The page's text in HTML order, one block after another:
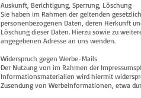
Auskunft, Berichtigung, Sperrung, Löschung
Sie haben im Rahmen der geltenden
personenbezogenen Daten, deren Herkunft
Löschung dieser Daten. Hierzu sowie zu
angegebenen Adresse an uns wenden.
Widerspruch gegen Werbe-Mails
Der Nutzung von im Rahmen der
Informationsmaterialien wird hiermit
Zusendung von Werbeinformationen, etwa